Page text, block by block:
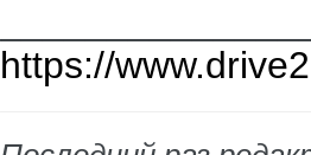
https://